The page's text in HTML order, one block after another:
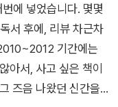
에 넣었습니다. 몇몇
서 후에, 리뷰 차근차
기간에는
아서, 사고 싶은 책이
즈음 나왔던 신간을